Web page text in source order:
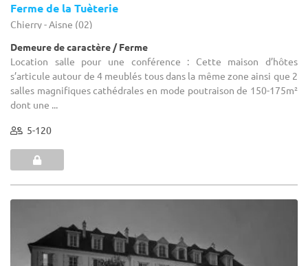
Ferme de la Tuèterie
Chierry - Aisne (02)
Demeure de caractère / Ferme
Location salle pour une conférence : Cette maison d’hôtes
s’articule autour de 4 meublés tous dans la même zone ainsi que 2
salles magnifiques cathédrales en mode poutraison de 150-175m²
dont une ...
5-120